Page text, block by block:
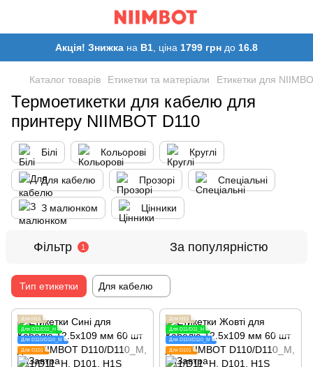
Акція! Знижка на B1 , ціна 1799 грн до 16.8
Каталог товарів Етикетки та матеріали Етикетки для
Термоетикетки для кабелю для
принтеру NIIMBOT D110
Білі Кольорові Круглі
Для кабелю Прозорі Спеціальні
З малюнком Цінники
Фільтр 1 За популярністю
Тип етикетки Для кабелю
Для H1S
Для D11/D11_H
Для D110/D110_M
Для D101
Для H1S
Для D11/D11_H
Для D110/D110_M
Для D101